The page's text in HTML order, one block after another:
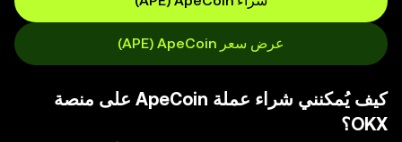
عرض سعر ‏ApeCoin (‏APE)
كيف يُمكنني شراء عملة ApeCoin على منصة
OKX؟